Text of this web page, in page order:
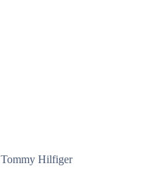
Tommy Hilfiger